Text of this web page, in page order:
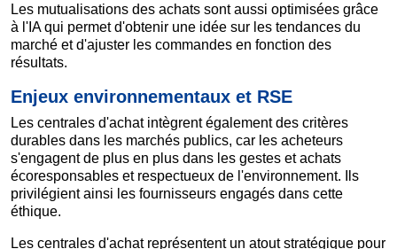
Les mutualisations des achats sont aussi optimisées grâce
à l'IA qui permet d'obtenir une idée sur les tendances du
marché et d'ajuster les commandes en fonction des
résultats.
Enjeux environnementaux et RSE
Les centrales d'achat intègrent également des critères
durables dans les marchés publics, car les acheteurs
s'engagent de plus en plus dans les gestes et achats
écoresponsables et respectueux de l'environnement. Ils
privilégient ainsi les fournisseurs engagés dans cette
éthique.
Les centrales d'achat représentent un atout stratégique pour